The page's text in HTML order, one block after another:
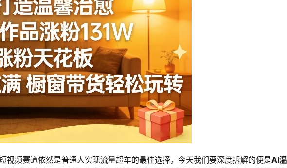
视频赛道依然是普通人实现流量超车的最佳选择。今天我们要深度拆解的便是AI温